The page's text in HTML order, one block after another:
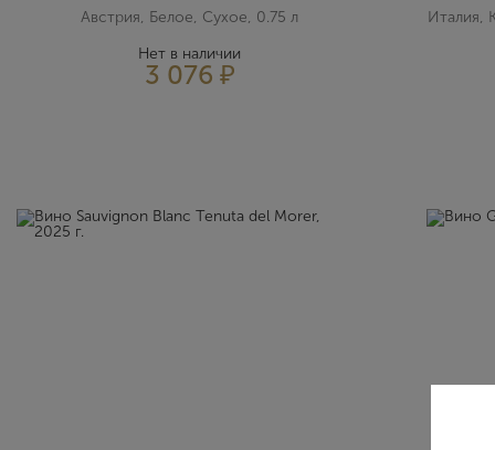
Австрия, Белое, Сухое, 0.75 л
Нет в наличии
3 076 ₽
Италия,